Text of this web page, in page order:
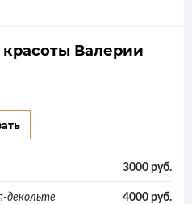
красоты Валерии
3000 руб.
декольте 4000 руб.